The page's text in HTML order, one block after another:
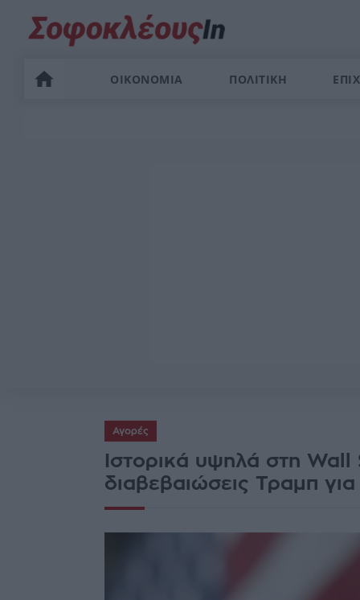
ΟΙΚΟΝΟΜΙΑ ΠΟΛΙΤΙΚΗ
Αγορές
Ιστορικά υψηλά στη
διαβεβαιώσεις Τραμπ